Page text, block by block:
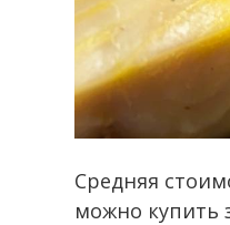
Средняя
можно купить